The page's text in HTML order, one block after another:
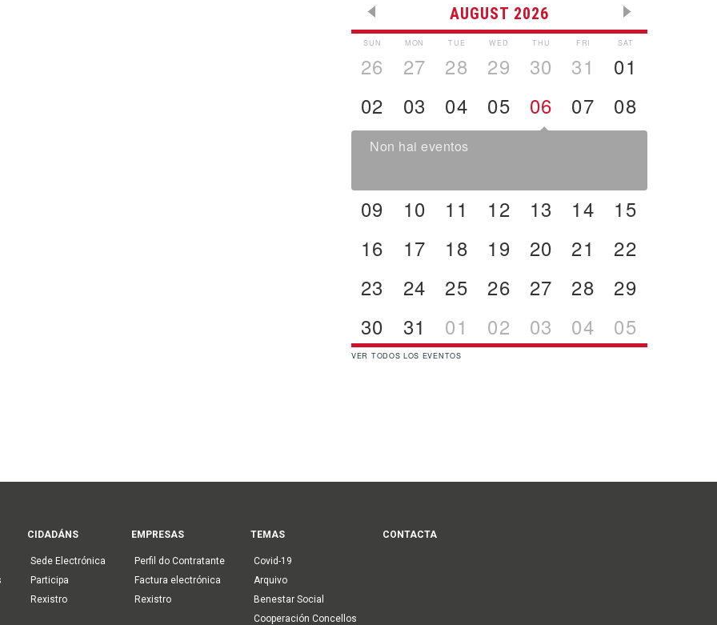
AUGUST 2026
SUN
26
MON
27
TUE
28
WED
29
THU
30
FRI
31
SAT
01
02
03 04 05 06 07 08
Non hai eventos
09 10 11 12 13 14
15
16
17 18 19 20 21
22
23
24 25 26 27 28
29
30
31 01 02 03 04 05
VER TODOS LOS EVENTOS
CIDADÁNS
Sede Electrónica
Participa
Rexistro
EMPRESAS
Perfil do Contratante
Factura electrónica
Rexistro
TEMAS
Covid-19
Arquivo
Benestar Social
Cooperación Concellos
CONTACTA